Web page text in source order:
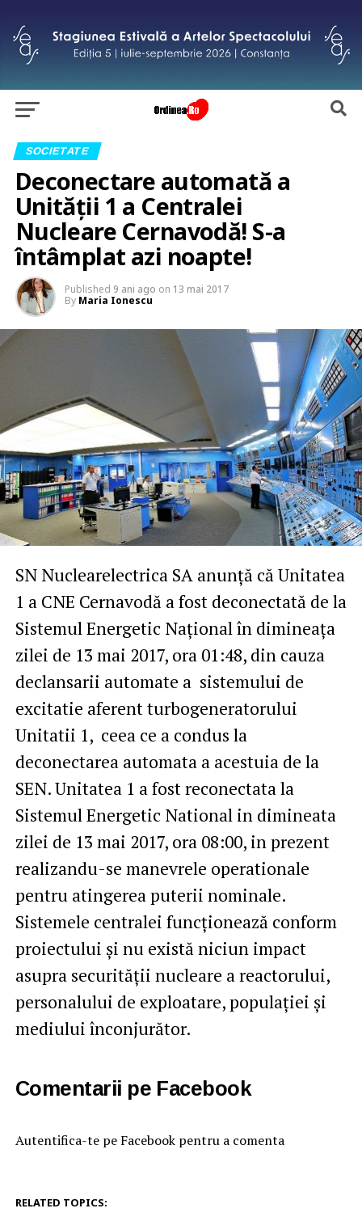
SOCIETATE
Deconectare automată a
Unității 1 a Centralei
Nucleare Cernavodă! S-a
întâmplat azi noapte!
Published 9 ani ago on 13 mai 2017
By Maria Ionescu
SN Nuclearelectrica SA anunță că Unitatea
1 a CNE Cernavodă a fost deconectată de la
Sistemul Energetic Național în dimineața
zilei de 13 mai 2017, ora 01:48, din cauza
declansarii automate a sistemului de
excitatie aferent turbogeneratorului
Unitatii 1, ceea ce a condus la
deconectarea automata a acestuia de la
SEN. Unitatea 1 a fost reconectata la
Sistemul Energetic National in dimineata
zilei de 13 mai 2017, ora 08:00, in prezent
realizandu-se manevrele operationale
pentru atingerea puterii nominale.
Sistemele centralei funcționează conform
proiectului și nu există niciun impact
asupra securității nucleare a reactorului,
personalului de exploatare, populației și
mediului înconjurător.
Comentarii pe Facebook
Autentifica-te pe Facebook pentru a comenta
RELATED TOPICS: